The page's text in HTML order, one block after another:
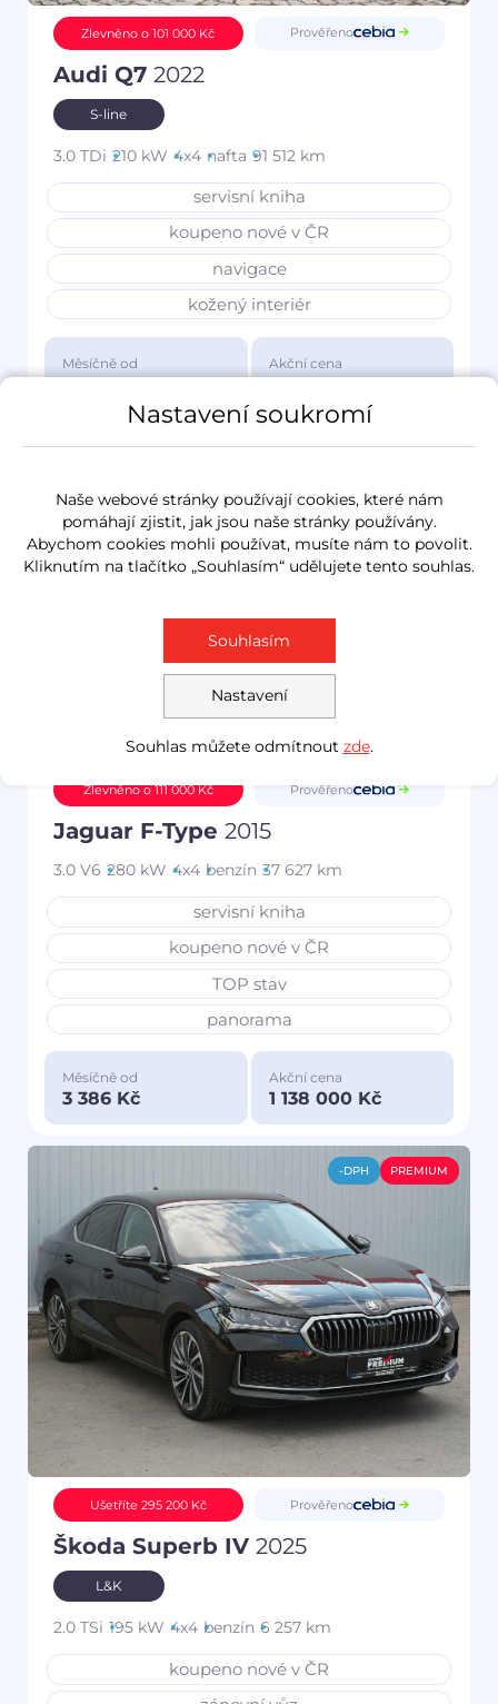
Zlevněno o 101 000 Kč Prověřeno
Audi Q7 2022
S-line
3.0 TDi 210 kW 4x4 nafta 91 512 km
servisní kniha
koupeno nové v ČR
navigace
kožený interiér
Měsíčně od
3 417 Kč
Akční cena
1 149 000 Kč
Zlevněno o 111 000 Kč Prověřeno
Jaguar F-Type 2015
3.0 V6 280 kW 4x4 benzín 37 627 km
servisní kniha
koupeno nové v ČR
TOP stav
panorama
Měsíčně od
3 386 Kč
Akční cena
1 138 000 Kč
-DPH PREMIUM
Ušetříte 295 200 Kč Prověřeno
Škoda Superb IV 2025
L&K
2.0 TSi 195 kW 4x4 benzín 6 257 km
koupeno nové v ČR
Nastavení soukromí
Naše webové stránky používají cookies, které nám
pomáhají zjistit, jak jsou naše stránky používány.
Abychom cookies mohli používat, musíte nám to povolit.
Kliknutím na tlačítko „Souhlasím“ udělujete tento souhlas.
Nastavení
Souhlasím
Souhlas můžete odmítnout zde.